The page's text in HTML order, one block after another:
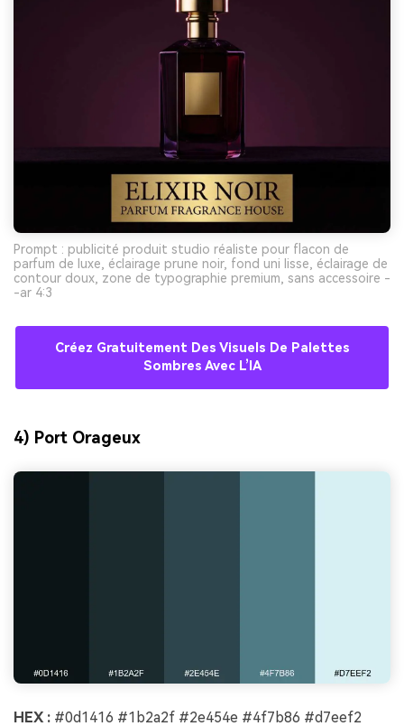
Prompt : publicité produit studio réaliste pour flacon de
parfum de luxe, éclairage prune noir, fond uni lisse, éclairage de
contour doux, zone de typographie premium, sans accessoire -
-ar 4:3
Créez Gratuitement Des Visuels De Palettes
Sombres Avec L’IA
4) Port Orageux
HEX : #0d1416 #1b2a2f #2e454e #4f7b86 #d7eef2